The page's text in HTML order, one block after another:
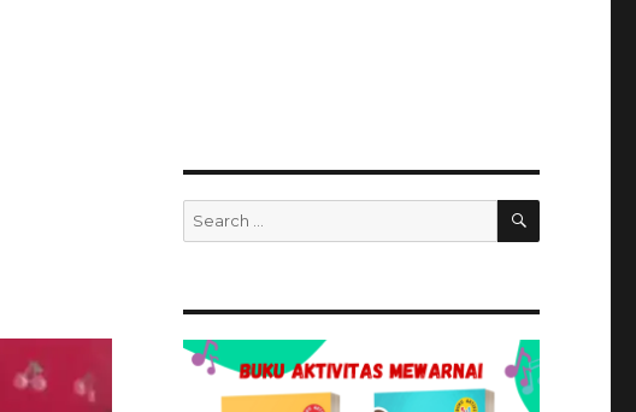
Search
for:
SEARCH